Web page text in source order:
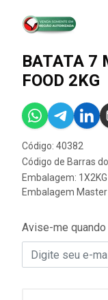
BATATA 7
FOOD 2KG
Código: 40382
Código de Barras
Embalagem: 1X2KG
Embalagem Master
Avise-me quando